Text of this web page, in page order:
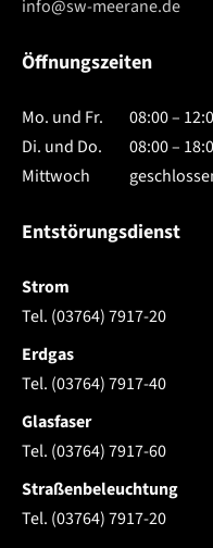
info@sw-meerane.de
Öffnungszeiten
Mo. und Fr.
08:00 –
Di. und Do.
08:00 –
Mittwoch
Entstörungsdienst
Strom
Tel. (03764) 7917-20
Erdgas
Tel. (03764) 7917-40
Glasfaser
Tel. (03764) 7917-60
Straßenbeleuchtung
Tel. (03764) 7917-20